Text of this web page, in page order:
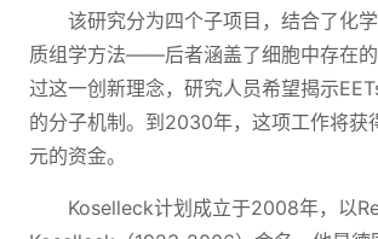
该研究分为四个子项目，结合了化
质组学方法——后者涵盖了细胞中存在
过这一创新理念，研究人员希望揭示
的分子机制。到2030年，这项工作将获
元的资金。
Koselleck计划成立于2008年，以